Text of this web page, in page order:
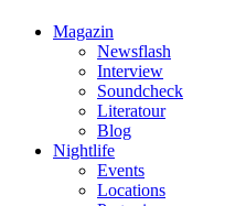
Magazin
Newsflash
Interview
Soundcheck
Literatour
Blog
Nightlife
Events
Locations